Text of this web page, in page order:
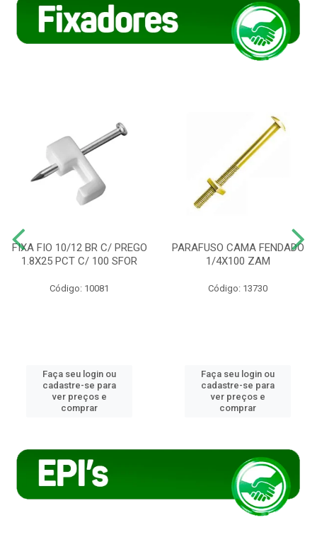
FIXA FIO 10/12 BR C/ PREGO
1.8X25 PCT C/ 100 SFOR
Código: 10081
Faça seu login ou
cadastre-se para
ver preços e
comprar
PARAFUSO CAMA FENDADO
1/4X100 ZAM
Código: 13730
Faça seu login ou
cadastre-se para
ver preços e
comprar